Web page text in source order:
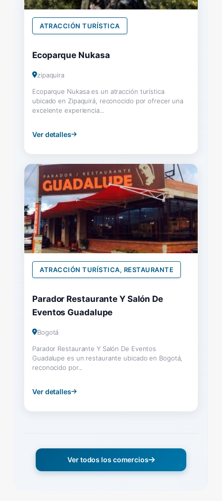
ATRACCIÓN TURÍSTICA
Ecoparque Nukasa
zipaquira
Ecoparque Nukasa es un atracción turística
ubicado en Zipaquirá, reconocido por ofrecer una
excelente experiencia...
Ver detalles
ATRACCIÓN TURÍSTICA, RESTAURANTE
Parador Restaurante Y Salón De
Eventos Guadalupe
Bogotá
Parador Restaurante Y Salón De Eventos
Guadalupe es un restaurante ubicado en Bogotá,
reconocido por...
Ver detalles
Ver todos los comercios